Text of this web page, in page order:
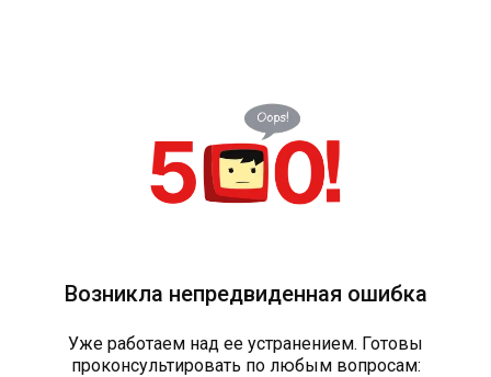
Возникла непредвиденная ошибка
Уже работаем над ее устранением. Готовы
проконсультировать по любым вопросам: